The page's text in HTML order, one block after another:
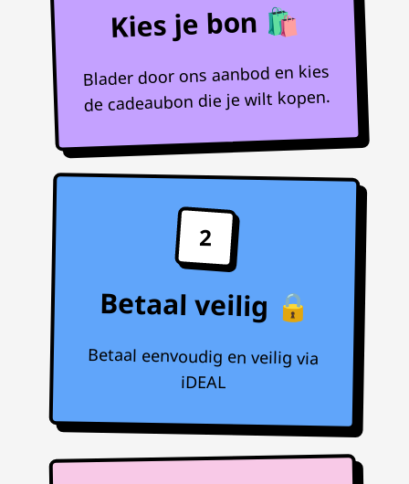
Kies je bon 🛍️
Blader door ons aanbod en kies
de cadeaubon die je wilt kopen.
2
Betaal veilig 🔒
Betaal eenvoudig en veilig via
iDEAL